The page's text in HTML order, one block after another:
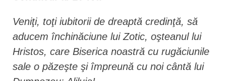
Veniţi, toţi iubitorii de dreaptă credinţă, să
aducem închinăciune lui Zotic, oşteanul lui
Hristos, care Biserica noastră cu rugăciunile
sale o păzeşte şi împreună cu noi cântă lui